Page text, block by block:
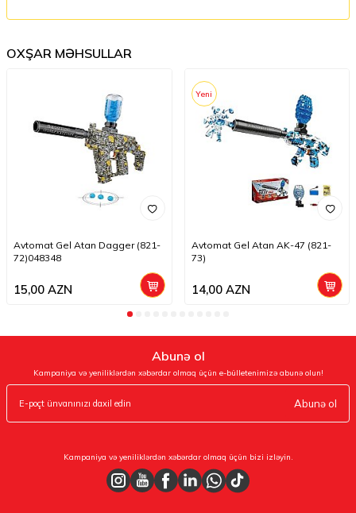
OXŞAR MƏHSULLAR
Avtomat Gel Atan Dagger (821-
72)048348
15,00 AZN
Yeni
Avtomat Gel Atan AK-47 (821-
73)
14,00AZN
Abunə ol
Kampaniya və yeniliklərdən xəbərdar olmaq üçün e-bülletenimizə abunə olun!
Abunə ol
Kampaniya və yeniliklərdən xəbərdar olmaq üçün bizi izləyin.